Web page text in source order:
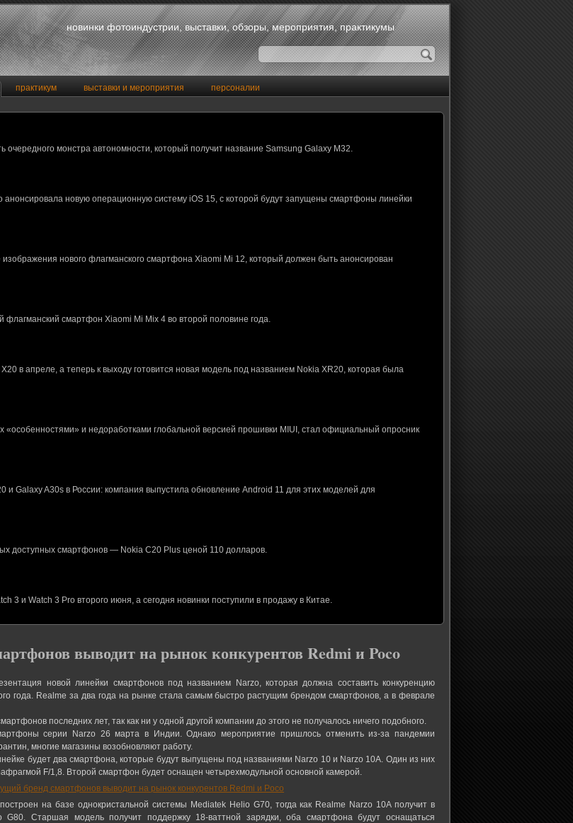
новинки фотоиндустрии, выставки, обзоры, мероприятия, практикумы
практикум выставки и мероприятия персоналии
очередного монстра автономности, который получит название Samsung Galaxy M32.
новую операционную систему iOS 15, с которой будут запущены смартфоны линейки
нового флагманского смартфона Xiaomi Mi 12, который должен быть анонсирован
смартфон Xiaomi Mi Mix 4 во второй половине года.
в апреле, а теперь к выходу готовится новая модель под названием Nokia XR20, которая была
«особенностями» и недоработками глобальной версией прошивки MIUI, стал официальный опросник
Galaxy A30s в России: компания выпустила обновление Android 11 для этих моделей для
доступных смартфонов — Nokia C20 Plus ценой 110 долларов.
3 и Watch 3 Pro второго июня, а сегодня новинки поступили в продажу в Китае.
выводит на рынок конкурентов Redmi и Poco
новой линейки смартфонов под названием Narzo, которая должна составить конкуренцию
года. Realme за два года на рынке стала самым быстро растущим брендом смартфонов, а в феврале
последних лет, так как ни у одной другой компании до этого не получалось ничего подобного.
серии Narzo 26 марта в Индии. Однако мероприятие пришлось отменить из-за пандемии
многие магазины возобновляют работу.
будет два смартфона, которые будут выпущены под названиями Narzo 10 и Narzo 10A. Один из них
F/1,8. Второй смартфон будет оснащен четырехмодульной основной камерой.
на базе однокристальной системы Mediatek Helio G70, тогда как Realme Narzo 10A получит в
Старшая модель получит поддержку 18-ваттной зарядки, оба смартфона будут оснащаться